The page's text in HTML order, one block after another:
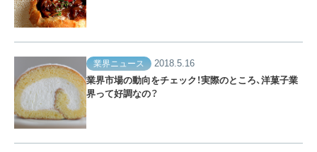
業界ニュース
2018.5.16
業界市場の動向をチェック！実際のところ、洋菓子業
界って好調なの？